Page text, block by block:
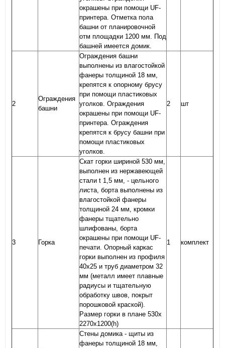
окрашены при помощи UF-
принтера. Отметка пола
башни от планировочной
отм площадки 1200 мм. Под
башней имеется домик.
2
Ограждения
башни
Ограждения башни
выполнены из влагостойкой
фанеры толщиной 18 мм,
крепятся к опорному брусу
при помощи пластиковых
уголков. Ограждения
окрашены при помощи UF-
принтера. Ограждения
крепятся к брусу башни при
помощи пластиковых
уголков.
2 шт
3 Горка
Скат горки шириной 530 мм,
выполнен из нержавеющей
стали t 1,5 мм, - цельного
листа, борта выполнены из
влагостойкой фанеры
толщиной 24 мм, кромки
фанеры тщательно
шлифованы, борта
окрашены при помощи UF-
печати. Опорный каркас
горки выполнен из профиля
40х25 и труб диаметром 32
мм (металл имеет плавные
радиусы и тщательную
обработку швов, покрыт
порошковой краской).
Размер горки в плане 530х
2270х1200(h)
1 комплект
Стены домика - щиты из
фанеры толщиной 18 мм,